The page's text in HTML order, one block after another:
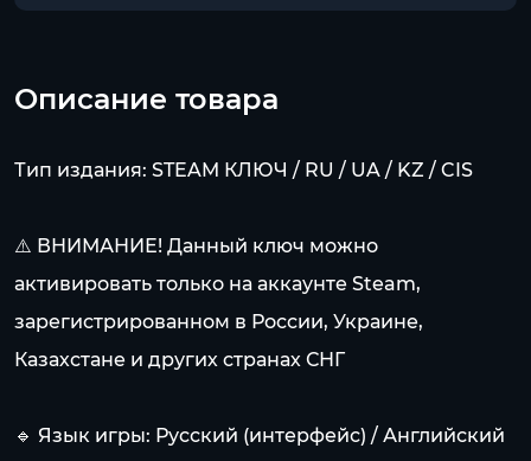
Описание товара
Тип издания: STEAM КЛЮЧ / RU / UA / KZ / CIS
⚠️ ВНИМАНИЕ! Данный ключ можно
активировать только на аккаунте Steam,
зарегистрированном в России, Украине,
Казахстане и других странах СНГ
🔹 Язык игры: Русский (интерфейс) / Английский